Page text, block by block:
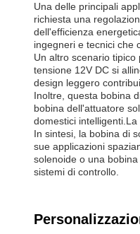
Una delle principali
richiesta una
dell'efficienza
ingegneri e tecnici che
Un altro scenario
tensione 12V DC si
design leggero
Inoltre, questa bobina
bobina dell'attuatore
domestici
In sintesi, la bobina di
sue applicazioni
solenoide o una
sistemi di controllo.